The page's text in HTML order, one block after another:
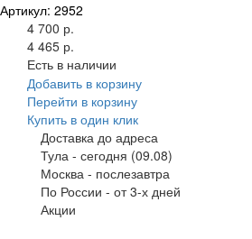
Артикул: 2952
4 700 р.
4 465 р.
Есть в наличии
Добавить в корзину
Перейти в корзину
Купить в один клик
Доставка до адреса
Тула - сегодня (09.08)
Москва - послезавтра
По России - от 3-х дней
Акции